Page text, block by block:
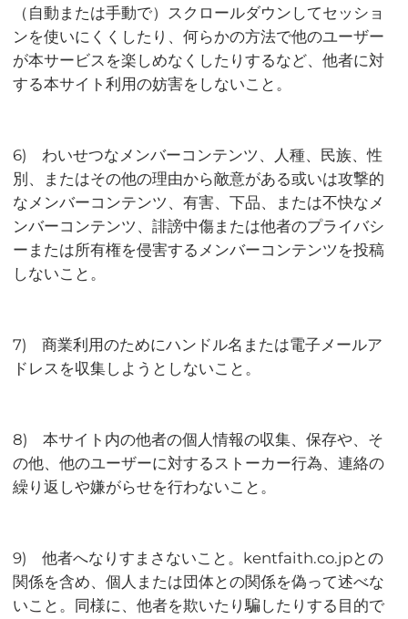
（自動または手動で）スクロールダウンしてセッショ
ンを使いにくくしたり、何らかの方法で他のユーザー
が本サービスを楽しめなくしたりするなど、他者に対
する本サイト利用の妨害をしないこと。
6) わいせつなメンバーコンテンツ、人種、民族、性
別、またはその他の理由から敵意がある或いは攻撃的
なメンバーコンテンツ、有害、下品、または不快なメ
ンバーコンテンツ、誹謗中傷または他者のプライバシ
ーまたは所有権を侵害するメンバーコンテンツを投稿
しないこと。
7) 商業利用のためにハンドル名または電子メールア
ドレスを収集しようとしないこと。
8) 本サイト内の他者の個人情報の収集、保存や、そ
の他、他のユーザーに対するストーカー行為、連絡の
繰り返しや嫌がらせを行わないこと。
9) 他者へなりすまさないこと。kentfaith.co.jpとの
関係を含め、個人または団体との関係を偽って述べな
いこと。同様に、他者を欺いたり騙したりする目的で